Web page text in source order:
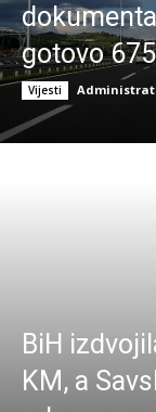
gotovo
Vijesti
BiH
KM, a